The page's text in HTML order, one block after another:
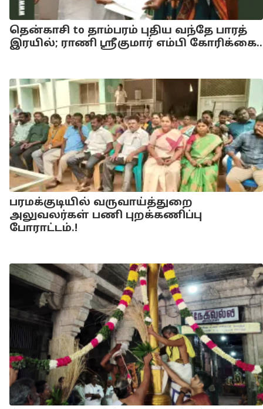
தென்காசி to தாம்பரம் புதிய வந்தே பாரத்
இரயில்; ராணி ஸ்ரீகுமார் எம்பி கோரிக்கை..
பரமக்குடியில் வருவாய்த்துறை
அலுவலர்கள் பணி புறக்கணிப்பு
போராட்டம்.!